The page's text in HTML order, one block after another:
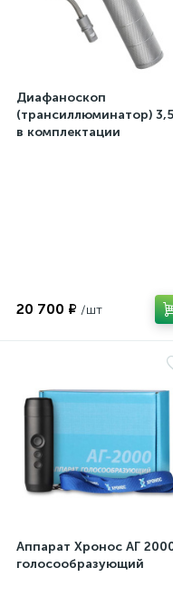
Диафаноскоп
(трансиллюминатор)
в комплектации
20 700 ₽
Аппарат Хронос АГ
голосообразующий